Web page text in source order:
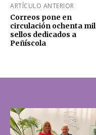
ARTÍCULO ANTERIOR
Correos pone en
circulación ochenta mil
sellos dedicados a
Peñíscola